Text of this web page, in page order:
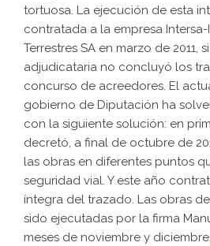
tortuosa. La ejecución de esta
contratada a la empresa
Terrestres SA en marzo de 2011,
adjudicataria no concluyó los
concurso de acreedores. El
gobierno de Diputación ha
con la siguiente solución: en
decretó, a final de octubre de
las obras en diferentes puntos
seguridad vial. Y este año
íntegra del trazado. Las obras
sido ejecutadas por la firma
meses de noviembre y